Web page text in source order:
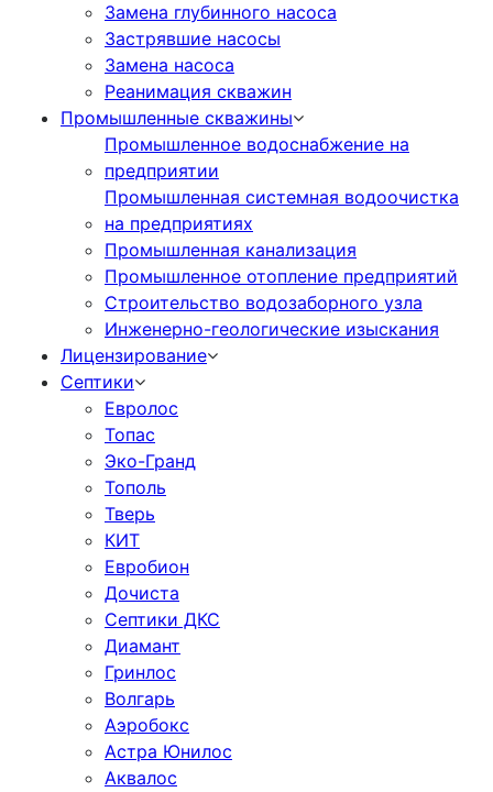
Замена глубинного насоса
Застрявшие насосы
Замена насоса
Реанимация скважин
Промышленные скважины
Промышленное водоснабжение на
предприятии
Промышленная системная водоочистка
на предприятиях
Промышленная канализация
Промышленное отопление предприятий
Cтроительство водозаборного узла
Инженерно-геологические изыскания
Лицензирование
Септики
Евролос
Топас
Эко-Гранд
Тополь
Тверь
КИТ
Евробион
Дочиста
Септики ДКС
Диамант
Гринлос
Волгарь
Аэробокс
Астра Юнилос
Аквалос